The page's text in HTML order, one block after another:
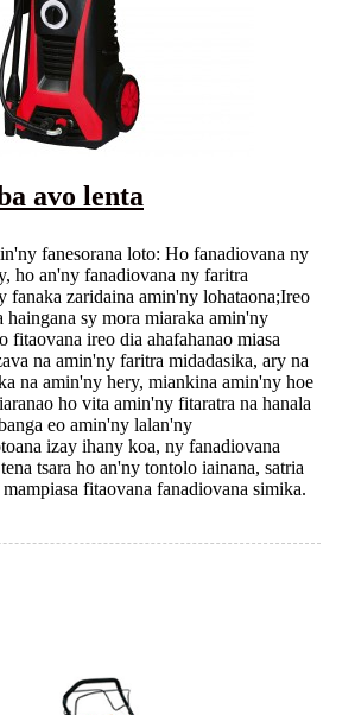
avo lenta
fanesorana loto: Ho fanadiovana ny
ho an'ny fanadiovana ny faritra
fanaka zaridaina amin'ny lohataona;Ireo
haingana sy mora miaraka amin'ny
fitaovana ireo dia ahafahanao miasa
na amin'ny faritra midadasika, ary na
na amin'ny hery, miankina amin'ny hoe
ho vita amin'ny fitaratra na hanala
eo amin'ny lalan'ny
izay ihany koa, ny fanadiovana
tsara ho an'ny tontolo iainana, satria
fitaovana fanadiovana simika.